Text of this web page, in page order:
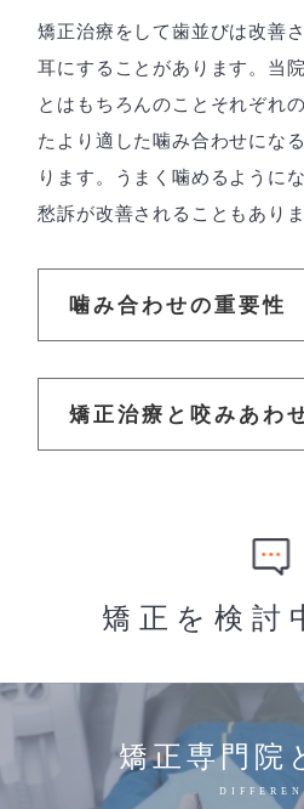
矯正治療をして歯並びは改善
耳にすることがあります。当
とはもちろんのことそれぞれ
たより適した噛み合わせにな
ります。うまく噛めるように
愁訴が改善されることもありま
噛み合わせの重要性
矯正治療と咬みあわ
矯正を検討
矯正専門院